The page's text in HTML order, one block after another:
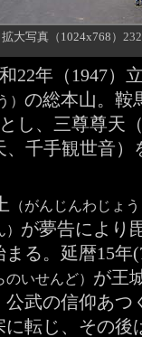
大写真 （ 1024x768 ）
22年（1947）
） の総本山。鞍
し、三尊尊天
、千手観世音）
（がんじんわじょ
が夢告により
る。延暦15年
のいせんど） が王
公武の信仰あつ
転じ、その後